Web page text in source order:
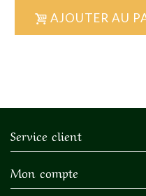
AJOUTER AU
Service client
Mon compte